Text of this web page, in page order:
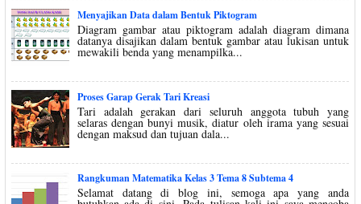
Menyajikan Data dalam Bentuk Piktogram
Diagram gambar atau piktogram adalah diagram dimana
datanya disajikan dalam bentuk gambar atau lukisan untuk
mewakili benda yang menampilka...
Proses Garap Gerak Tari Kreasi
Tari adalah gerakan dari seluruh anggota tubuh yang
selaras dengan bunyi musik, diatur oleh irama yang sesuai
dengan maksud dan tujuan dala...
Rangkuman Matematika Kelas 3 Tema 8 Subtema 4
Selamat datang di blog ini, semoga apa yang anda